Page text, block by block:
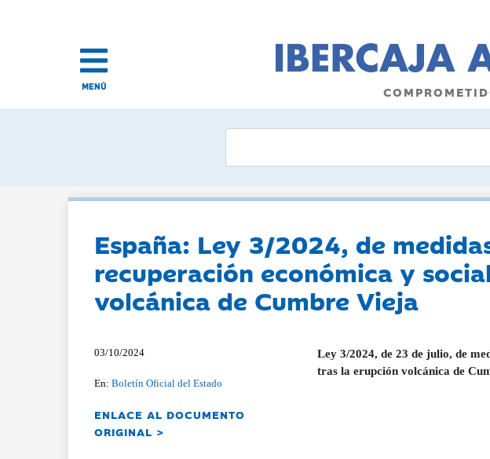
MENÚ
España: Ley 3/2024, de
recuperación económica y
volcánica de Cumbre Vieja
03/10/2024
En:Boletín Oficial del Estado
ENLACE AL DOCUMENTO
ORIGINAL >
Ley 3/2024, de 23 de julio, de
tras la erupción volcánica de